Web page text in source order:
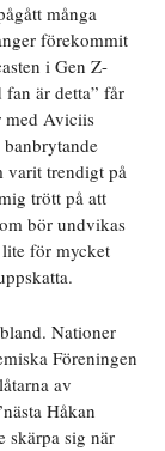
många
förekommit
i Gen Z-
är detta” får
med Aviciis
varit trendigt på
trött på att
bör undvikas
för mycket
Nationer
Föreningen
av
Håkan
skärpa sig när